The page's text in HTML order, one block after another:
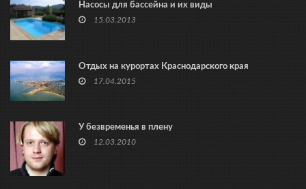
Насосы для бассейна и их виды
15.03.2013
Отдых на курортах Краснодарского края
17.04.2015
У безвременья в плену
12.03.2010